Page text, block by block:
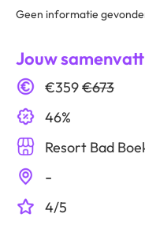
Geen informatie
Jouw
€359€673
46%
Resort Bad
-
4/5